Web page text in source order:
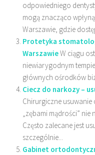
odpowiedniego
mogą znacząco
Warszawie, gdzie
Protetyka
WarszawieW ciągu
niewiarygodnym
głównych ośrodków
Ciecz do narkozy –
Chirurgiczne
„zębami mądrości”
Często zalecane jest
szczególnie...
Gabinet